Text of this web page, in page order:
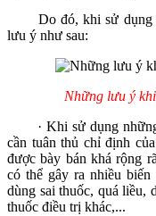
Do đó, khi sử dụng
lưu ý như sau:
Những lưu ý
· Khi sử dụng những
cần tuân thủ chỉ định
được bày bán khá rộng
có thể gây ra nhiều
dùng sai thuốc, quá liều,
thuốc điều trị khác,...